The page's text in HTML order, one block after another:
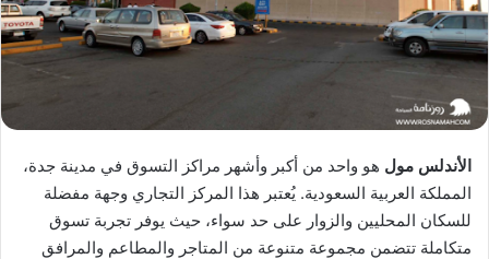
الأندلس مول هو واحد من أكبر وأشهر مراكز التسوق في مدينة جدة،
المملكة العربية السعودية. يُعتبر هذا المركز التجاري وجهة مفضلة
للسكان المحليين والزوار على حد سواء، حيث يوفر تجربة تسوق
متكاملة تتضمن مجموعة متنوعة من المتاجر والمطاعم والمرافق